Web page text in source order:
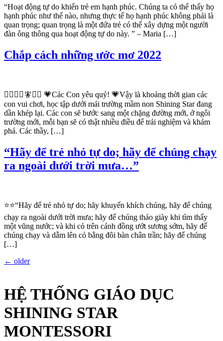
“Hoạt động tự do khiến trẻ em hạnh phúc. Chúng ta có thể thấy họ
hạnh phúc như thế nào, nhưng thực tế họ hạnh phúc không phải là
quan trọng; quan trọng là một đứa trẻ có thể xây dựng một người
đàn ông thông qua hoạt động tự do này. ” – Maria […]
Chắp cách những ước mơ 2022
🧚‍♀️🧚‍♀🧚🧚‍♂️ 💗Các Con yêu quý! 💗Vậy là khoảng thời gian các
con vui chơi, học tập dưới mái trường mầm non Shining Star đang
dần khép lại. Các con sẽ bước sang một chặng đường mới, ở ngôi
trường mới, mỗi bạn sẽ có thật nhiều điều để trải nghiệm và khám
phá. Các thầy, […]
“Hãy để trẻ nhỏ tự do; hãy để chúng chạy
ra ngoài dưới trời mưa…”
⭐️⭐️“Hãy để trẻ nhỏ tự do; hãy khuyến khích chúng, hãy để chúng
chạy ra ngoài dưới trời mưa; hãy để chúng tháo giày khi tìm thấy
một vũng nước; và khi cỏ trên cánh đồng ướt sương sớm, hãy để
chúng chạy và dẫm lên cỏ bằng đôi bàn chân trần; hãy để chúng
[…]
← older
HỆ THỐNG GIÁO DỤC
SHINING STAR
MONTESSORI